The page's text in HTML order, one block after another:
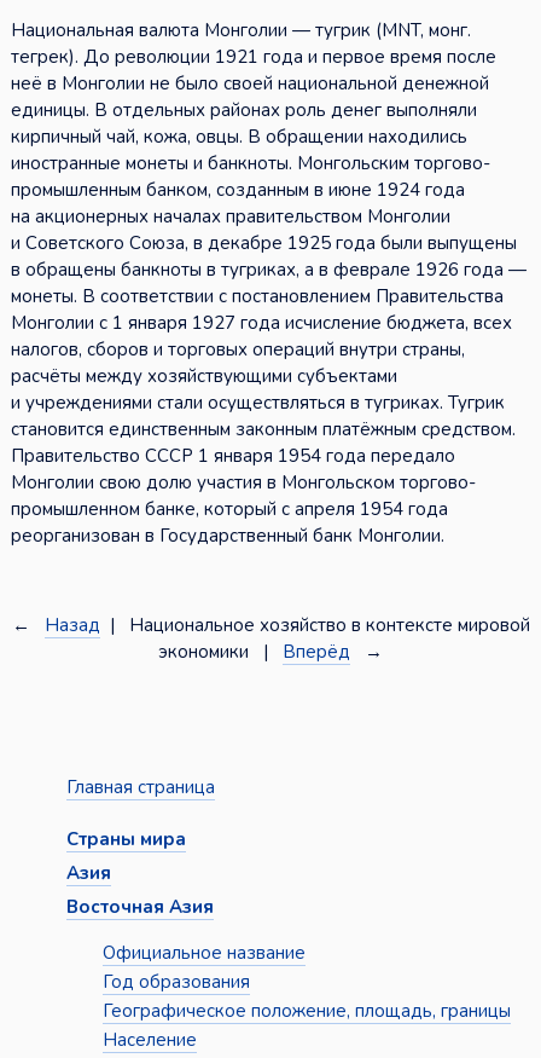
Национальная валюта Монголии — тугрик (MNT, монг.
тегрек). До революции 1921 года и первое время после
неё в Монголии не было своей национальной денежной
единицы. В отдельных районах роль денег выполняли
кирпичный чай, кожа, овцы. В обращении находились
иностранные монеты и банкноты. Монгольским торгово-
промышленным банком, созданным в июне 1924 года
на акционерных началах правительством Монголии
и Советского Союза, в декабре 1925 года были выпущены
в обращены банкноты в тугриках, а в феврале 1926 года —
монеты. В соответствии с постановлением Правительства
Монголии с 1 января 1927 года исчисление бюджета, всех
налогов, сборов и торговых операций внутри страны,
расчёты между хозяйствующими субъектами
и учреждениями стали осуществляться в тугриках. Тугрик
становится единственным законным платёжным средством.
Правительство СССР 1 января 1954 года передало
Монголии свою долю участия в Монгольском торгово-
промышленном банке, который с апреля 1954 года
реорганизован в Государственный банк Монголии.
← Назад | Национальное хозяйство в контексте мировой
экономики | Вперёд →
Главная страница
Страны мира
Азия
Восточная Азия
Официальное название
Год образования
Географическое положение, площадь, границы
Население